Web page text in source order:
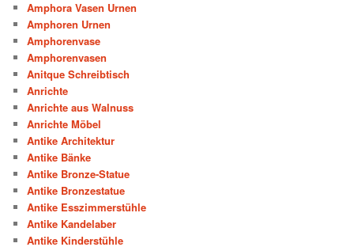
Amphora Vasen Urnen
Amphoren Urnen
Amphorenvase
Amphorenvasen
Anitque Schreibtisch
Anrichte
Anrichte aus Walnuss
Anrichte Möbel
Antike Architektur
Antike Bänke
Antike Bronze-Statue
Antike Bronzestatue
Antike Esszimmerstühle
Antike Kandelaber
Antike Kinderstühle